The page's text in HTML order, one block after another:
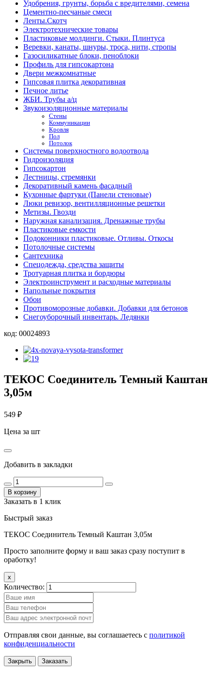
Удобрения, грунты, борьба с вредителями, семена
Цементно-песчаные смеси
Ленты.Скотч
Электротехнические товары
Пластиковые молдинги. Стыки. Плинтуса
Веревки, канаты, шнуры, троса, нити, стропы
Газосиликатные блоки, пеноблоки
Профиль для гипсокартона
Двери межкомнатные
Гипсовая плитка декоративная
Печное литье
ЖБИ. Трубы а/ц
Звукоизоляционные материалы
Стены
Коммуникации
Кровля
Пол
Потолок
Системы поверхностного водоотвода
Гидроизоляция
Гипсокартон
Лестницы, стремянки
Декоративный камень фасадный
Кухонные фартуки (Панели стеновые)
Люки ревизор, вентилляционные решетки
Метизы. Гвозди
Наружная канализация. Дренажные трубы
Пластиковые емкости
Подоконники пластиковые. Отливы. Откосы
Потолочные системы
Сантехника
Спецодежда, средства защиты
Тротуарная плитка и бордюры
Электроинструмент и расходные материалы
Напольные покрытия
Обои
Противоморозные добавки. Добавки для бетонов
Снегоуборочный инвентарь. Ледянки
код: 00024893
ТЕКОС Соединитель Темный Каштан
3,05м
549 ₽
Цена за шт
Добавить в закладки
В корзину
Заказать в 1 клик
Быстрый заказ
ТЕКОС Соединитель Темный Каштан 3,05м
Просто заполните форму и ваш заказ сразу поступит в
оработку!
x
Количество:
Отправляя свои данные, вы соглашаетесь с политикой
конфиденциальности
Закрыть Заказать